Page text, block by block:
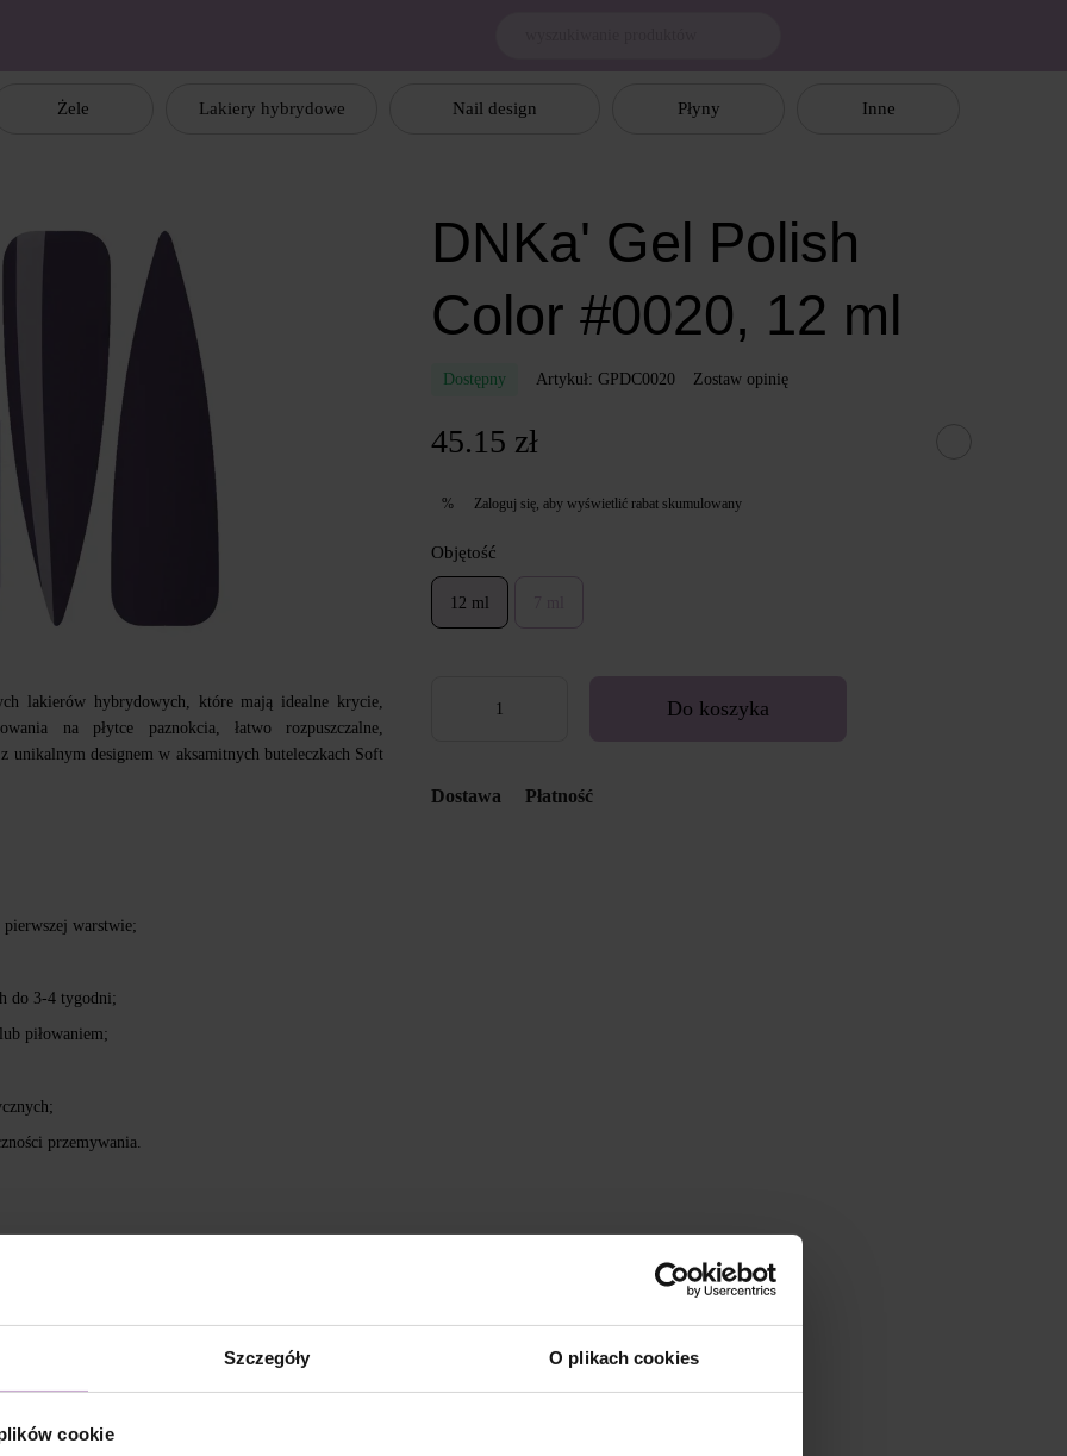
Szczegóły O plikach cookies
cookie
Żele Lakiery hybrydowe Nail design Płyny Inne
lakierów hybrydowych, które mają idealne krycie,
na płytce paznokcia, łatwo rozpuszczalne,
unikalnym designem w aksamitnych buteleczkach Soft
warstwie;
do 3-4 tygodni;
piłowaniem;
przemywania.
ISOPROPYL TITANIUM TRIISOSTEARATE,
BIS-TRIMETHYLBENZOYL
CI 77163, CI 77266, CI 77491, CI 77492, CI 77891,
zaaplikować DNKa’ Dehydrator -1 krotnie.
DNKa' Gel Polish
Color #0020, 12 ml
Dostępny Artykuł: GPDC0020 Zostaw opinię
45.15 zł
% Zaloguj się , aby wyświetlić rabat skumulowany
Objętość
12 ml
Do koszyka
Dostawa Płatność